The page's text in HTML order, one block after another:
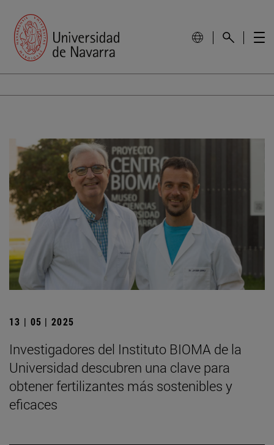
13 | 05 | 2025
Investigadores del Instituto BIOMA de la
Universidad descubren una clave para
obtener fertilizantes más sostenibles y
eficaces